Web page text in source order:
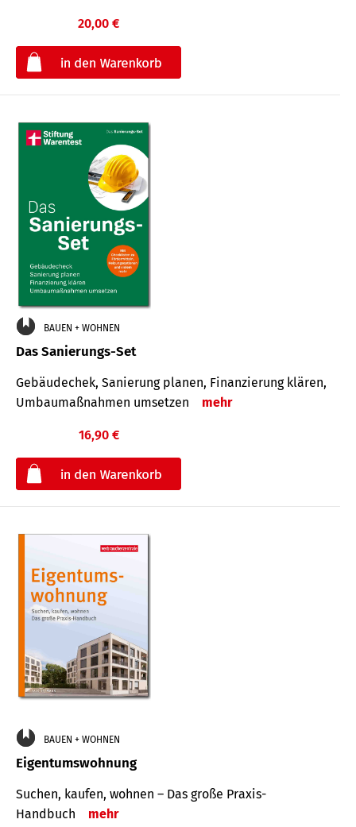
20,00 €
BAUEN + WOHNEN
Das Sanierungs-Set
Gebäudechek, Sanierung planen, Finanzierung klären,
Umbaumaßnahmen umsetzen
mehr
16,90 €
BAUEN + WOHNEN
Eigentumswohnung
Suchen, kaufen, wohnen – Das große Praxis-
Handbuch
mehr